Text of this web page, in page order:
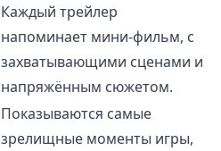
Каждый трейлер
напоминает мини-фильм, с
захватывающими сценами и
напряжённым сюжетом.
Показываются самые
зрелищные моменты игры,